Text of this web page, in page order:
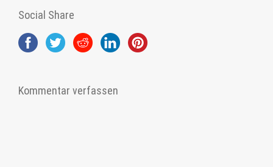
Social Share
Kommentar verfassen